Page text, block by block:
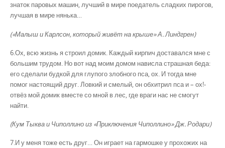
знаток паровых машин, лучший в мире поедатель сладких пирогов,
лучшая в мире нянька…
(«Малыш и Карлсон, который живёт на крыше» А. Линдгрен)
6.Ох, всю жизнь я строил домик. Каждый кирпич доставался мне с
большим трудом. Но вот над моим домом нависла страшная беда:
его сделали будкой для глупого злобного пса, ох. И тогда мне
помог настоящий друг. Ловкий и смелый, он обхитрил пса и – ох!-
отвёз мой домик вместе со мной в лес, где враги нас не смогут
найти.
(Кум Тыква и Чиполлино из «Приключения Чиполлино» Дж. Родари)
7.И у меня тоже есть друг… Он играет на гармошке у прохожих на